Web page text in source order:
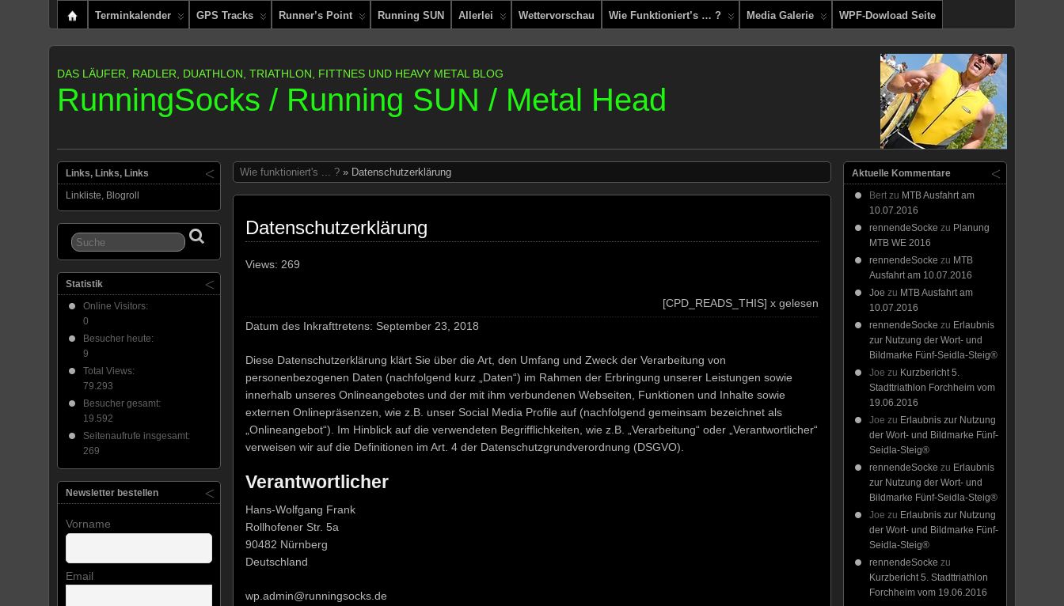
Terminkalender GPS Tracks Runner’s Point Running SUN Allerlei Wettervorschau Wie Funktioniert’s … ? Media Galerie WPF-Dowload Seite
DAS LÄUFER, RADLER, DUATHLON, TRIATHLON, FITTNES UND HEAVY METAL BLOG
RunningSocks / Running SUN / Metal Head
Wie funktioniert's ... ? » Datenschutzerklärung
Datenschutzerklärung
Views: 269
[CPD_READS_THIS] x gelesen
Datum des Inkrafttretens: September 23, 2018
Diese Datenschutzerklärung klärt Sie über die Art, den Umfang und Zweck der Verarbeitung von
personenbezogenen Daten (nachfolgend kurz „Daten“) im Rahmen der Erbringung unserer Leistungen sowie
innerhalb unseres Onlineangebotes und der mit ihm verbundenen Webseiten, Funktionen und Inhalte sowie
externen Onlinepräsenzen, wie z.B. unser Social Media Profile auf (nachfolgend gemeinsam bezeichnet als
„Onlineangebot“). Im Hinblick auf die verwendeten Begrifflichkeiten, wie z.B. „Verarbeitung“ oder „Verantwortlicher“
verweisen wir auf die Definitionen im Art. 4 der Datenschutzgrundverordnung (DSGVO).
Verantwortlicher
Hans-Wolfgang Frank
Rollhofener Str. 5a
90482 Nürnberg
Deutschland
wp.admin@runningsocks.de
Links, Links, Links
Linkliste, Blogroll
Statistik
Online Visitors:
0
Besucher heute:
9
Total Views:
79.293
Besucher gesamt:
19.592
Seitenaufrufe insgesamt:
269
Newsletter bestellen
Vorname
Email
Aktuelle Kommentare
Bert zu MTB Ausfahrt am
10.07.2016
rennendeSocke zu Planung
MTB WE 2016
rennendeSocke zu MTB
Ausfahrt am 10.07.2016
Joe zu MTB Ausfahrt am
10.07.2016
rennendeSocke zu Erlaubnis
zur Nutzung der Wort- und
Bildmarke Fünf-Seidla-Steig®
Joe zu Kurzbericht 5.
Stadttriathlon Forchheim vom
19.06.2016
Joe zu Erlaubnis zur Nutzung
der Wort- und Bildmarke Fünf-
Seidla-Steig®
rennendeSocke zu Erlaubnis
zur Nutzung der Wort- und
Bildmarke Fünf-Seidla-Steig®
Joe zu Erlaubnis zur Nutzung
der Wort- und Bildmarke Fünf-
Seidla-Steig®
rennendeSocke zu
Kurzbericht 5. Stadttriathlon
Forchheim vom 19.06.2016